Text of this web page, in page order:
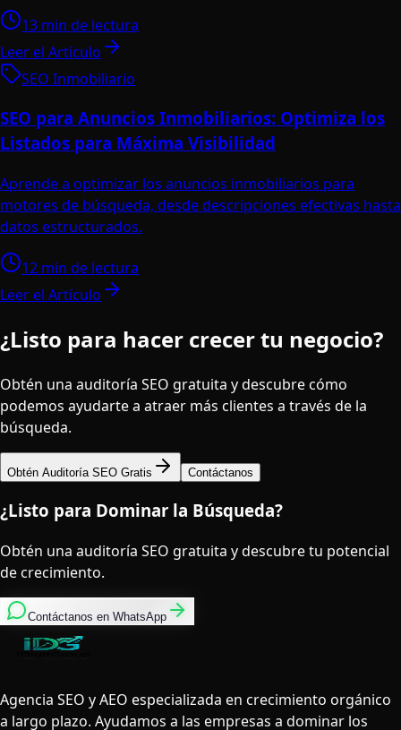
13 min de lectura
Leer el Artículo
SEO Inmobiliario
SEO para Anuncios Inmobiliarios: Optimiza los
Listados para Máxima Visibilidad
Aprende a optimizar los anuncios inmobiliarios para
motores de búsqueda, desde descripciones efectivas hasta
datos estructurados.
12 min de lectura
Leer el Artículo
¿Listo para hacer crecer tu negocio?
Obtén una auditoría SEO gratuita y descubre cómo
podemos ayudarte a atraer más clientes a través de la
búsqueda.
Obtén Auditoría SEO Gratis Contáctanos
¿Listo para Dominar la Búsqueda?
Obtén una auditoría SEO gratuita y descubre tu potencial
de crecimiento.
Contáctanos en WhatsApp
Agencia SEO y AEO especializada en crecimiento orgánico
a largo plazo. Ayudamos a las empresas a dominar los